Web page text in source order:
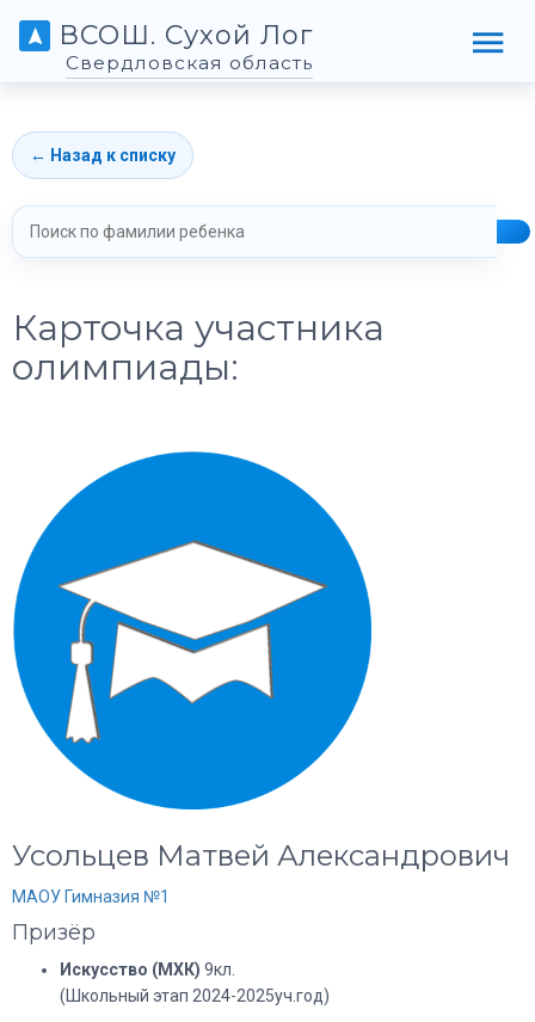
ВСОШ. Сухой Лог
Свердловская область
← Назад к списку
Карточка участника
олимпиады:
Усольцев Матвей Александрович
МАОУ Гимназия №1
Призёр
Искусство (МХК) 9кл.
(Школьный этап 2024-2025уч.год)